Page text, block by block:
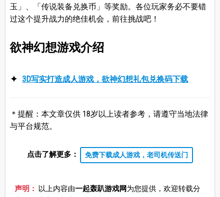
玉」、「传说装备兑换币」等奖励。各位玩家务必不要错
过这个提升战力的绝佳机会，前往挑战吧！
欲神幻想游戏介绍
3D写实打造成人游戏，欲神幻想礼包兑换码下载
＊提醒：本文章仅供 18岁以上读者参考，请遵守当地法律
与平台规范。
点击了解更多： 免费下载成人游戏，老司机传送门
声明： 以上内容由一起轰趴游戏网为您提供，欢迎转载分